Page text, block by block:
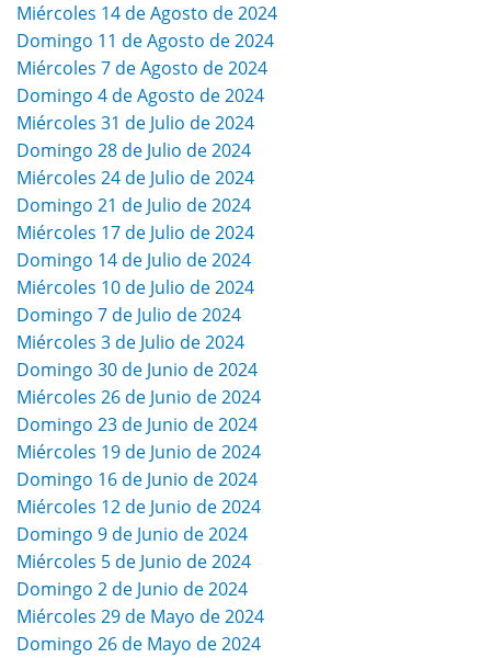
Miércoles 14 de Agosto de 2024
Domingo 11 de Agosto de 2024
Miércoles 7 de Agosto de 2024
Domingo 4 de Agosto de 2024
Miércoles 31 de Julio de 2024
Domingo 28 de Julio de 2024
Miércoles 24 de Julio de 2024
Domingo 21 de Julio de 2024
Miércoles 17 de Julio de 2024
Domingo 14 de Julio de 2024
Miércoles 10 de Julio de 2024
Domingo 7 de Julio de 2024
Miércoles 3 de Julio de 2024
Domingo 30 de Junio de 2024
Miércoles 26 de Junio de 2024
Domingo 23 de Junio de 2024
Miércoles 19 de Junio de 2024
Domingo 16 de Junio de 2024
Miércoles 12 de Junio de 2024
Domingo 9 de Junio de 2024
Miércoles 5 de Junio de 2024
Domingo 2 de Junio de 2024
Miércoles 29 de Mayo de 2024
Domingo 26 de Mayo de 2024